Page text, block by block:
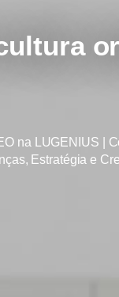
na LUGENIUS |
Estratégia e